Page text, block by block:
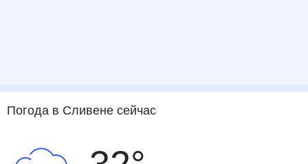
Погода в Сливенесейчас